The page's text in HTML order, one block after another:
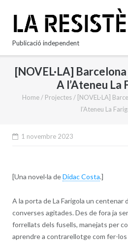
content
Publicació independent
[NOVEL·LA]
A l’Ateneu La
Home / Projectes / [NOVEL·LA]
l’Ateneu La
1 novembre 2023
[Una novel·la deDídac Costa.]
A la porta de La Farigola un centenar
converses agitades. Des de fora ja
forrellats dels fusells, manejats per
aprendre a contrarellotge com fer-los